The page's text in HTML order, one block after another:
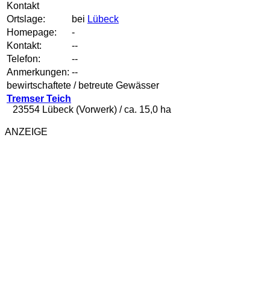
Kontakt
Ortslage:
bei Lübeck
Homepage:
-
Kontakt:
--
Telefon:
--
Anmerkungen: --
bewirtschaftete / betreute Gewässer
Tremser Teich
23554 Lübeck (Vorwerk) / ca. 15,0 ha
ANZEIGE